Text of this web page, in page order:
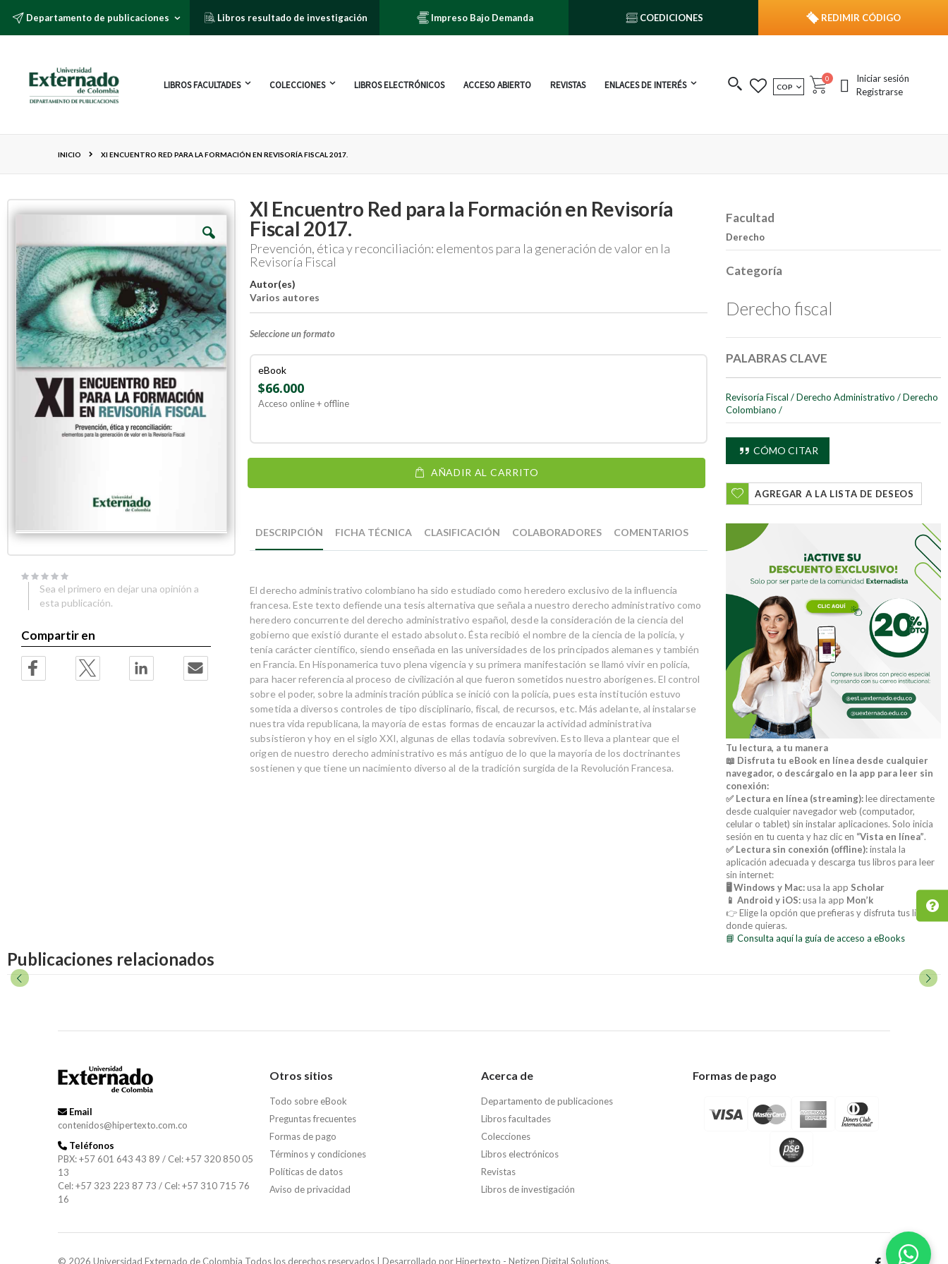
Departamento de publicaciones Libros resultado de investigación Impreso Bajo Demanda COEDICIONES REDIMIR CÓDIGO
LIBROS FACULTADES COLECCIONES LIBROS ELECTRÓNICOS ACCESO ABIERTO REVISTAS ENLACES DE INTERÉS MONEDA
COP Cart
0 publicacionesIniciar sesión
Registrarse
INICIO XI ENCUENTRO RED PARA LA FORMACIÓN EN REVISORÍA FISCAL 2017.
XI Encuentro Red para la Formación en Revisoría
Fiscal 2017.
Prevención, ética y reconciliación: elementos para la generación de valor en la
Revisoría Fiscal
Autor(es)
Varios autores
Seleccione un formato
eBook
$66.000
Acceso online + offline
AÑADIR AL CARRITO
to
end
images
gallery
to
beginning
images
gallery
DESCRIPCIÓN
El derecho administrativo colombiano ha sido estudiado como heredero exclusivo de la influencia
francesa. Este texto defiende una tesis alternativa que señala a nuestro derecho administrativo como
heredero concurrente del derecho administrativo español, desde la consideración de la ciencia del
gobierno que existió durante el estado absoluto. Ésta recibió el nombre de la ciencia de la policía, y
tenía carácter científico, siendo enseñada en las universidades de los principados alemanes y también
en Francia. En Hisponamerica tuvo plena vigencia y su primera manifestación se llamó vivir en policía,
para hacer referencia al proceso de civilización al que fueron sometidos nuestro aborígenes. El control
sobre el poder, sobre la administración pública se inició con la policía, pues esta institución estuvo
sometida a diversos controles de tipo disciplinario, fiscal, de recursos, etc. Más adelante, al instalarse
nuestra vida republicana, la mayoría de estas formas de encauzar la actividad administrativa
subsistieron y hoy en el siglo XXI, algunas de ellas todavía sobreviven. Esto lleva a plantear que el
origen de nuestro derecho administrativo es más antiguo de lo que la mayoría de los doctrinantes
sostienen y que tiene un nacimiento diverso al de la tradición surgida de la Revolución Francesa.
FICHA TÉCNICA CLASIFICACIÓN COLABORADORES COMENTARIOS
Sea el primero en dejar una opinión a
esta publicación.
Compartir en
Facultad
Derecho
Categoría
Derecho fiscal
PALABRAS CLAVE
Revisoría Fiscal / Derecho Administrativo / Derecho
Colombiano /
CÓMO CITAR
AGREGAR A LA LISTA DE DESEOS
Tu lectura, a tu manera
📖 Disfruta tu eBook en línea desde cualquier
navegador, o descárgalo en la app para leer sin
conexión:
✅ Lectura en línea (streaming):lee directamente
desde cualquier navegador web (computador,
celular o tablet) sin instalar aplicaciones. Solo inicia
sesión en tu cuenta y haz clic en “Vista en línea”.
✅ Lectura sin conexión (offline):instala la
aplicación adecuada y descarga tus libros para leer
sin internet:
🖥️ Windows y Mac:usa la app Scholar
📱 Android y iOS:usa la app Mon’k
👉 Elige la opción que prefieras y disfruta tus libros
donde quieras.
📘 Consulta aquí la guía de acceso a eBooks
Publicaciones relacionados
Email
contenidos@hipertexto.com.co
Teléfonos
PBX: +57 601 643 43 89 / Cel: +57 320 850 05
13
Cel: +57 323 223 87 73 / Cel: +57 310 715 76
16
Otros sitios
Todo sobre eBook
Preguntas frecuentes
Formas de pago
Términos y condiciones
Políticas de datos
Aviso de privacidad
Acerca de
Departamento de publicaciones
Libros facultades
Colecciones
Libros electrónicos
Revistas
Libros de investigación
Formas de pago
© 2026 Universidad Externado de Colombia Todos los derechos reservados | Desarrollado porHipertexto - Netizen Digital Solutions.